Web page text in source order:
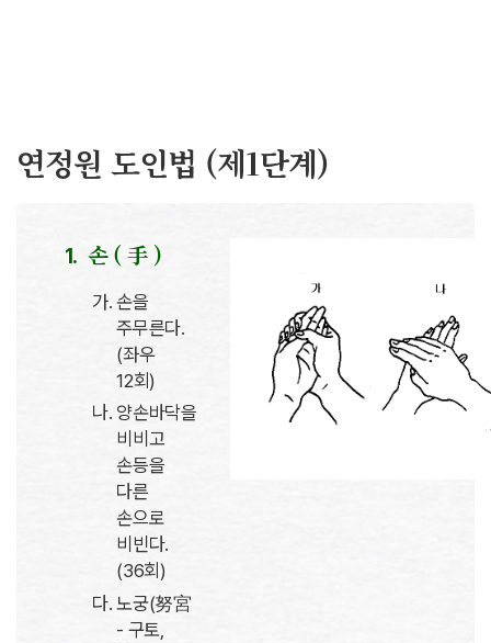
연정원 도인법 (제1단계)
손 ( 手 )
손을
주무른다.
(좌우
12회)
양손바닥을
비비고
손등을
다른
손으로
비빈다.
(36회)
노궁(努宮
- 구토,